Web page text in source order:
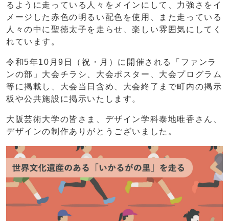
るように走っている人々をメインにして、力強さをイ
メージした赤色の明るい配色を使用、また走っている
人々の中に聖徳太子を走らせ、楽しい雰囲気にしてく
れています。
令和5年10月9日（祝・月）に開催される「ファンラ
ンの部」大会チラシ、大会ポスター、大会プログラム
等に掲載し、大会当日含め、大会終了まで町内の掲示
板や公共施設に掲示いたします。
大阪芸術大学の皆さま、デザイン学科泰地唯香さん、
デザインの制作ありがとうございました。